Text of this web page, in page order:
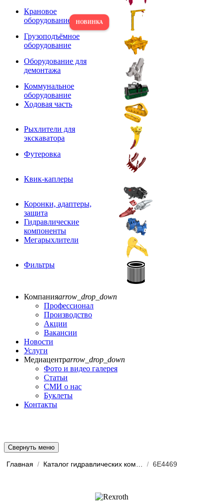
Крановое
оборудование
Грузоподъёмное
оборудование
Оборудование для
демонтажа
Коммунальное
оборудование
Ходовая часть
Рыхлители для
экскаватора
Футеровка
Квик-каплеры
Коронки, адаптеры,
защита
Гидравлические
компоненты
Мегарыхлители
Фильтры
Компанияarrow_drop_down
Профессионал
Производство
Акции
Вакансии
Новости
Услуги
Медиацентрarrow_drop_down
Фото и видео галерея
Статьи
СМИ о нас
Буклеты
Контакты
Свернуть меню
Главная / / 6E4469